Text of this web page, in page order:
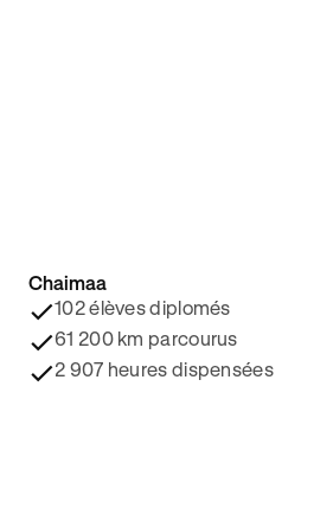
4.8/5 ⭐️
Chaimaa
102 élèves diplomés
61 200 km parcourus
2 907 heures dispensées